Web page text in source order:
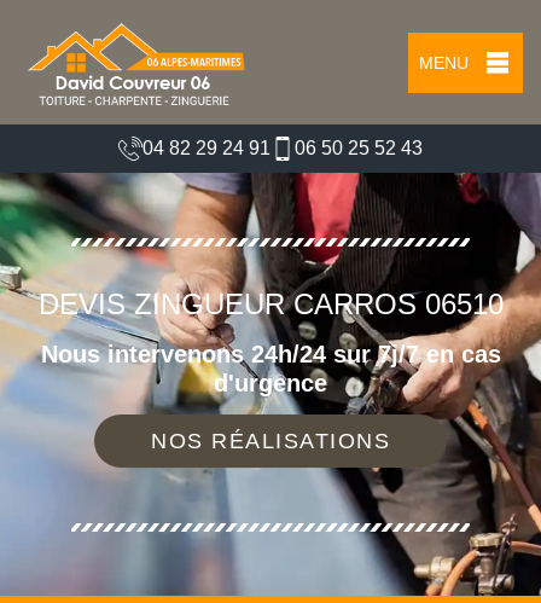
MENU
04 82 29 24 91 06 50 25 52 43
DEVIS ZINGUEUR CARROS 06510
Nous intervenons 24h/24 sur 7j/7 en cas
d'urgence
NOS RÉALISATIONS